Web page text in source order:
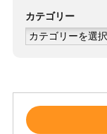
カテゴリー
カ
テ
ゴ